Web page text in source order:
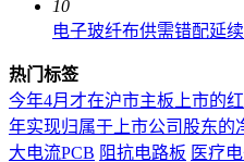
10
电子玻纤布供需错配延
热门标签
今年4月才在沪市主板上市的
年实现归属于上市公司股东的
大电流PCB 阻抗电路板 医疗